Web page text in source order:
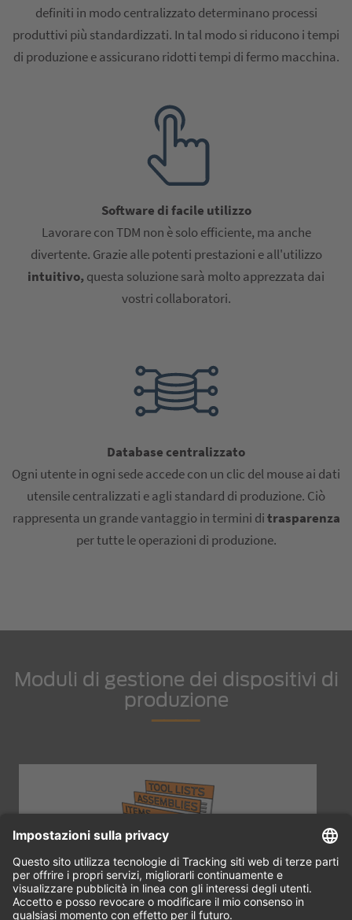
definiti in modo centralizzato determinano processi
produttivi più standardizzati. In tal modo si riducono i tempi
di produzione e assicurano ridotti tempi di fermo macchina.
Software di facile utilizzo
Lavorare con TDM non è solo efficiente, ma anche
divertente. Grazie alle potenti prestazioni e all'utilizzo
intuitivo, questa soluzione sarà molto apprezzata dai
vostri collaboratori.
Database centralizzato
Ogni utente in ogni sede accede con un clic del mouse ai dati
utensile centralizzati e agli standard di produzione. Ciò
rappresenta un grande vantaggio in termini ditrasparenza
per tutte le operazioni di produzione.
Moduli di gestione dei dispositivi di
produzione
Il TDM Modulo di Base costituisce il nucleo centrale…